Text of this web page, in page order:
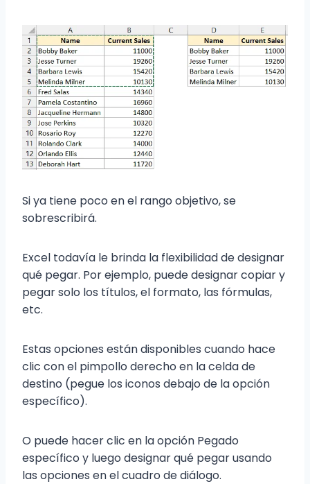
Si ya tiene poco en el rango objetivo, se
sobrescribirá.
Excel todavía le brinda la flexibilidad de designar
qué pegar. Por ejemplo, puede designar copiar y
pegar solo los títulos, el formato, las fórmulas,
etc.
Estas opciones están disponibles cuando hace
clic con el pimpollo derecho en la celda de
destino (pegue los iconos debajo de la opción
específico).
O puede hacer clic en la opción Pegado
específico y luego designar qué pegar usando
las opciones en el cuadro de diálogo.